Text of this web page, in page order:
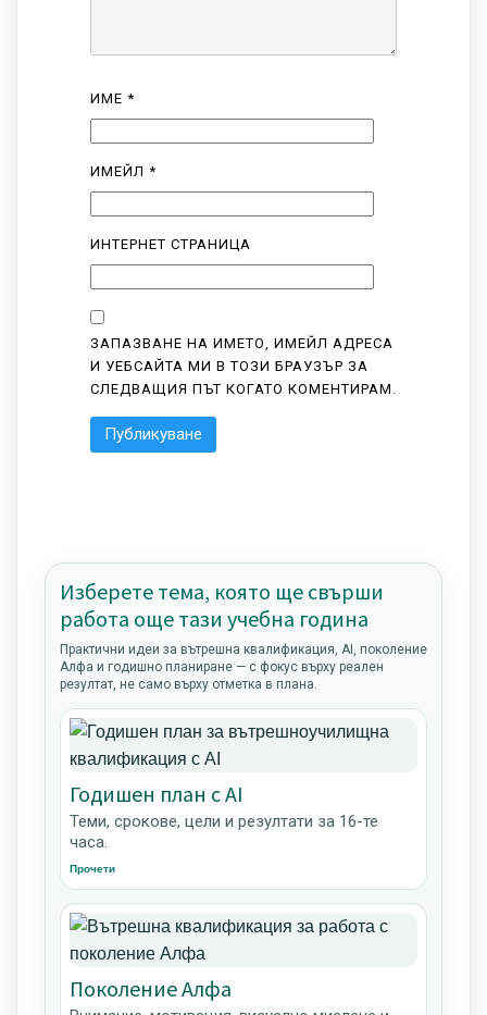
ИМЕ *
ИМЕЙЛ *
ИНТЕРНЕТ СТРАНИЦА
ЗАПАЗВАНЕ НА ИМЕТО, ИМЕЙЛ АДРЕСА
И УЕБСАЙТА МИ В ТОЗИ БРАУЗЪР ЗА
СЛЕДВАЩИЯ ПЪТ КОГАТО КОМЕНТИРАМ.
Изберете тема, която ще свърши
работа още тази учебна година
Практични идеи за вътрешна квалификация, AI, поколение
Алфа и годишно планиране — с фокус върху реален
резултат, не само върху отметка в плана.
Годишен план с AI
Теми, срокове, цели и резултати за 16-те
часа.
Прочети
Поколение Алфа